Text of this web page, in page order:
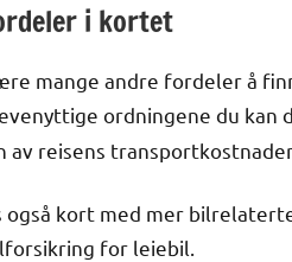
i kortet
mange andre fordeler å
ordningene du kan
av reisens
også kort med mer
for leiebil.